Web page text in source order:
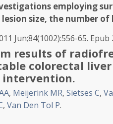
employing
lesion size, the number
Jun;84(1002):556-65. Epub
results of
colorectal
, Meijerink MR, Sietses C,
, Van Den Tol P.